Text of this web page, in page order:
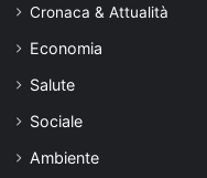
Cronaca & Attualità
Economia
Salute
Sociale
Ambiente